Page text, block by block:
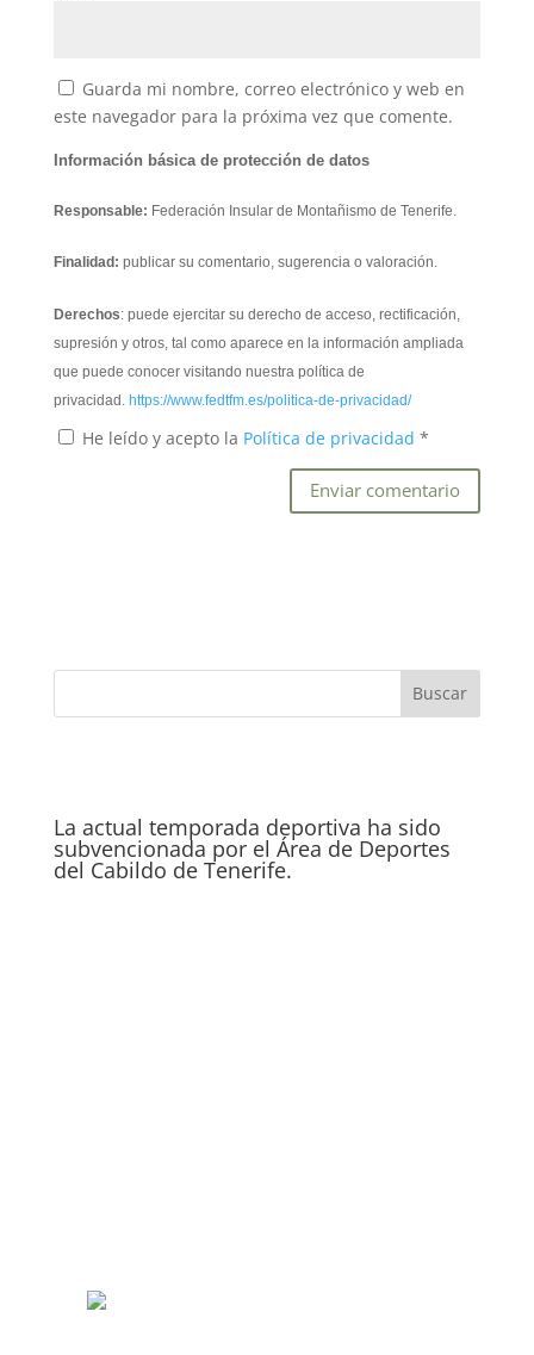
Guarda mi nombre, correo electrónico y web en
este navegador para la próxima vez que comente.
Información básica de protección de datos
Responsable: Federación Insular de Montañismo de Tenerife.
Finalidad: publicar su comentario, sugerencia o valoración.
Derechos: puede ejercitar su derecho de acceso, rectificación,
supresión y otros, tal como aparece en la información ampliada
que puede conocer visitando nuestra política de
privacidad. https://www.fedtfm.es/politica-de-privacidad/
He leído y acepto la Política de privacidad *
La actual temporada deportiva ha sido
subvencionada por el Área de Deportes
del Cabildo de Tenerife.